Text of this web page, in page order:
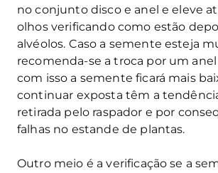
no conjunto disco e anel e eleve
olhos verificando como estão
alvéolos. Caso a semente esteja
recomenda-se a troca por um
com isso a semente ficará mais
continuar exposta têm a
retirada pelo raspador e por
falhas no estande de plantas.
Outro meio é a verificação se a